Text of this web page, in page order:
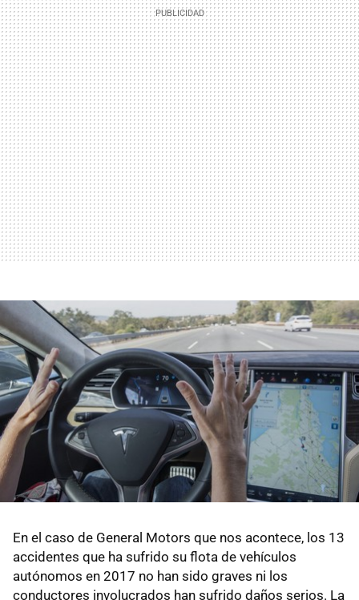
En el caso de General Motors que nos acontece, los 13
accidentes que ha sufrido su flota de vehículos
autónomos en 2017 no han sido graves ni los
conductores involucrados han sufrido daños serios. La